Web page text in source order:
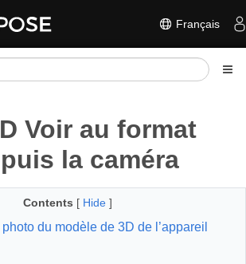
Français
Voir au format
la caméra
Contents [ Hide ]
du modèle de 3D de l’appareil